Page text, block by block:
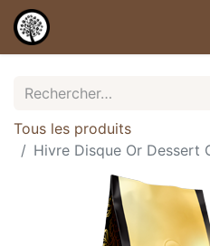
Tous les produits
Hivre Disque Or Dessert